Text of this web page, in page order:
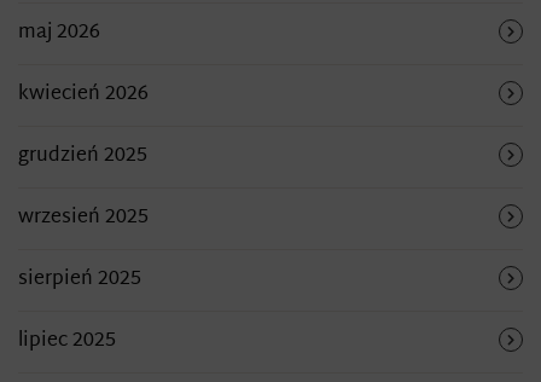
maj 2026
kwiecień 2026
grudzień 2025
wrzesień 2025
sierpień 2025
lipiec 2025